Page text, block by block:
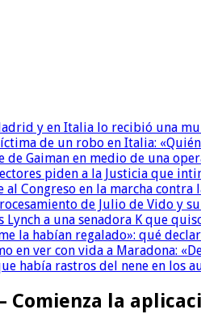
y en Italia lo recibió una
de un robo en Italia:
Gaiman en medio de una
piden a la Justicia que
Congreso en la marcha contra
de Julio de Vido y
Lynch a una senadora K que
la habían regalado»: qué
en ver con vida a Maradona:
había rastros del nene en los
– Comienza la